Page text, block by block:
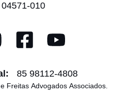
010
85 98112-4808
Freitas Advogados Associados.